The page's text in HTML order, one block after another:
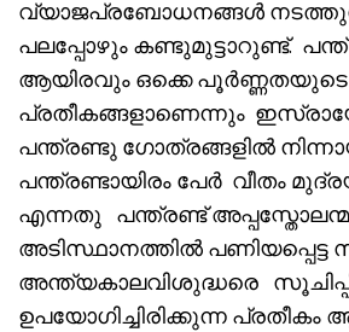
വ്യാജപ്രബോധനങ്ങൾ
പലപ്പോഴും കണ്ടുമുട്ടാറുണ്ട്.
ആയിരവും ഒക്കെ പൂർണ്ണതയുടെ
പ്രതീകങ്ങളാണെന്നും
പന്ത്രണ്ടു ഗോത്രങ്ങളിൽ
പന്ത്രണ്ടായിരം പേർ വീതം
എന്നതു പന്ത്രണ്ട്
അടിസ്ഥാനത്തിൽ പണിയപ്പെട്ട
അന്ത്യകാലവിശുദ്ധരെ
ഉപയോഗിച്ചിരിക്കുന്ന